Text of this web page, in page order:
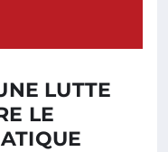
LUTTE
LE